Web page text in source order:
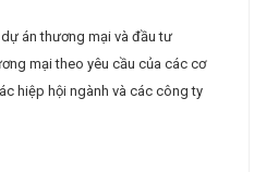
án thương mại và đầu tư
mại theo yêu cầu của các cơ
hiệp hội ngành và các công ty